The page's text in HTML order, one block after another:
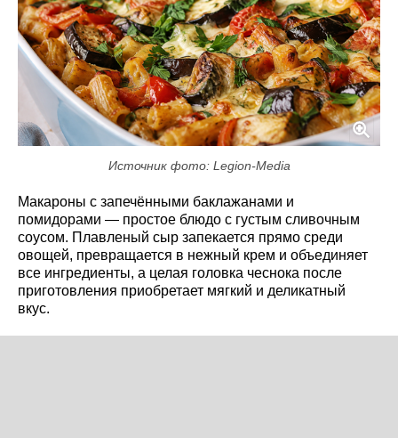
Источник фото: Legion-Media
Макароны с запечёнными баклажанами и
помидорами — простое блюдо с густым сливочным
соусом. Плавленый сыр запекается прямо среди
овощей, превращается в нежный крем и объединяет
все ингредиенты, а целая головка чеснока после
приготовления приобретает мягкий и деликатный
вкус.